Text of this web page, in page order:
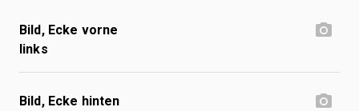
Bild, Ecke vorne
links
Bild, Ecke hinten